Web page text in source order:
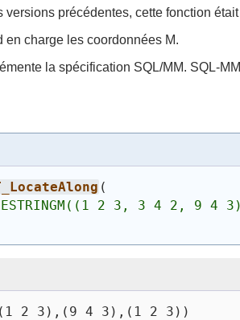
versions précédentes, cette fonction
en charge les coordonnées M.
la spécification SQL/MM. SQL-
(
2 3, 3 4 2, 9
((1 2 3),(9 4 3),(1 2 3))